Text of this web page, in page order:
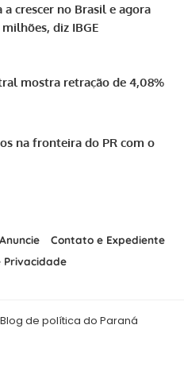
a crescer no Brasil e agora
diz IBGE
mostra retração de 4,08%
na fronteira do PR com o
Anuncie
Contato e Expediente
Privacidade
de política do Paraná